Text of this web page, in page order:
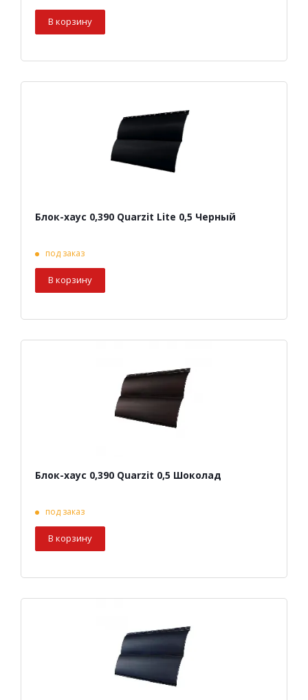
В корзину
Блок-хаус 0,390 Quarzit Lite 0,5 Черный
под заказ
В корзину
Блок-хаус 0,390 Quarzit 0,5 Шоколад
под заказ
В корзину